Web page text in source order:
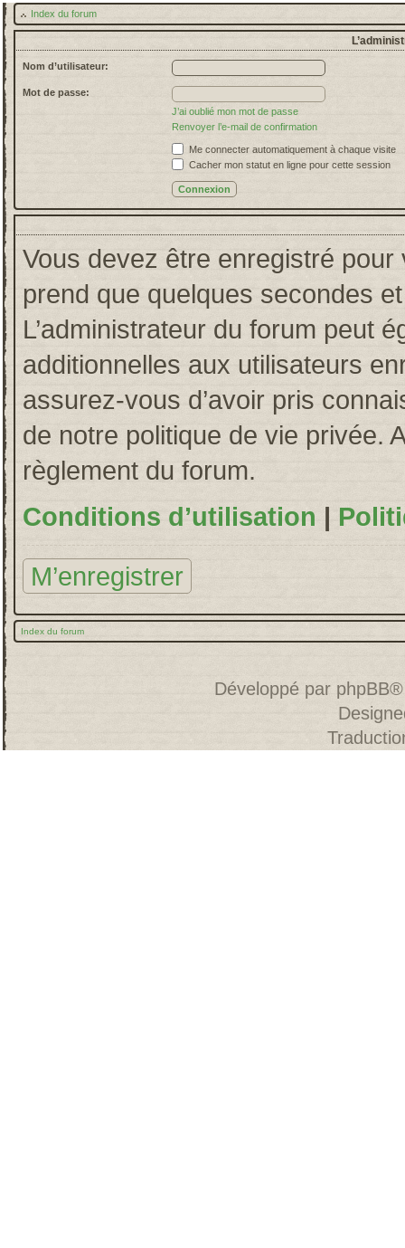
Index du forum
Nom d’utilisateur:
Mot de passe:
J’ai oublié mon mot de passe
Renvoyer l’e-mail de confirmation
Me connecter automatiquement à chaque visite
Cacher mon statut en ligne pour cette session
Vous devez être enregistré pour
prend que quelques secondes
L’administrateur du forum peut
additionnelles aux utilisateurs
assurez-vous d’avoir pris
de notre politique de vie privée.
règlement du forum.
Conditions d’utilisation |
M’enregistrer
Index du forum
Développé par phpBB®